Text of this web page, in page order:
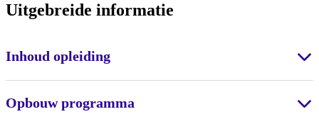
Uitgebreide informatie
Inhoud opleiding
Opbouw programma